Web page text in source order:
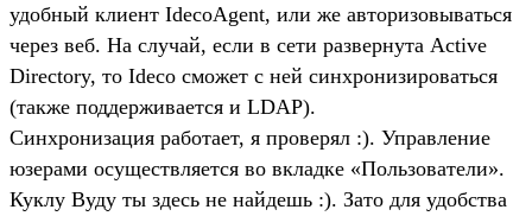
удобный клиент IdecoAgent, или же авторизовываться
через веб. На случай, если в сети развернута Active
Directory, то Ideco сможет с ней синхронизироваться
(также поддерживается и LDAP).
Синхронизация работает, я проверял :). Управление
юзерами осуществляется во вкладке «Пользователи».
Куклу Вуду ты здесь не найдешь :). Зато для удобства